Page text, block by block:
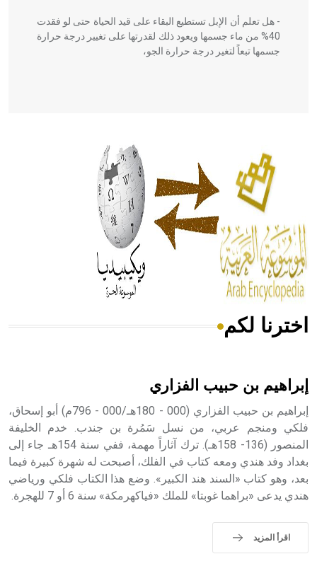
- هل تعلم أن الإبل تستطيع البقاء على قيد الحياة حتى لو فقدت
40% من ماء جسمها ويعود ذلك لقدرتها على تغيير درجة حرارة
جسمها تبعاً لتغير درجة حرارة الجو،
الحكم، الأدلة، تنظيم التغذية، ورسالته في جروح الرأس. ويعود
له الفضل بأنه حرر الطب من الدين والفلسفة.
- هل تعلم أن المرجان إفراز حيواني يتكون في البحر ويتركب
من مادة كربونات الكلسيوم، وهو أحمر أو شديد الحمرة وهو
أجود أنواعه، ويمتاز بكبر الحجم ويسمى الش
هل تعلم أن الأبسيد كلمة فرنسية اللفظ تم اعتمادها مصطلحاً
- هل تعلم أن أبجر Abgar اسم معروف جيداً يعود إلى عدد من
الملوك الذين حكموا مدينة إديسا (الرها) من أبجر الأول وحتى
التاسع، وهم ينتسبون إلى أسرة أوسروين
اخترنا لكم
إبراهيم بن حبيب الفزاري
إبراهيم بن حبيب الفزاري (000 - 180هـ/000 - 796م) أبو إسحاق،
فلكي ومنجم عربي، من نسل سَمُرة بن جندب. خدم الخليفة
المنصور (136- 158هـ). ترك آثاراً مهمة، ففي سنة 154هـ جاء إلى
بغداد وفد هندي ومعه كتاب في الفلك، أصبحت له شهرة كبيرة فيما
بعد، وهو كتاب «السند هند الكبير». وضع هذا الكتاب فلكي ورياضي
هندي يدعى «براهما غوبتا» للملك «فياكهرمكة» سنة 6 أو 7 للهجرة.
اقرأ المزيد